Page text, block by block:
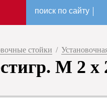
поиск по сайту
стойки /
M 2